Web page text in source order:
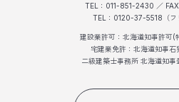
TEL：011-851-2430 ／
TEL：0120-37-5518（フ
建設業許可：北海道知事許可
宅建業免許：北海道知事
二級建築士事務所 北海道知